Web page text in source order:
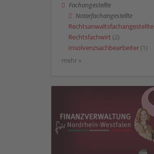
Fachangestellte
Notarfachangestellte
Rechtsanwaltsfachangestellte
Rechtsfachwirt (2)
Insolvenzsachbearbeiter (1)
mehr »